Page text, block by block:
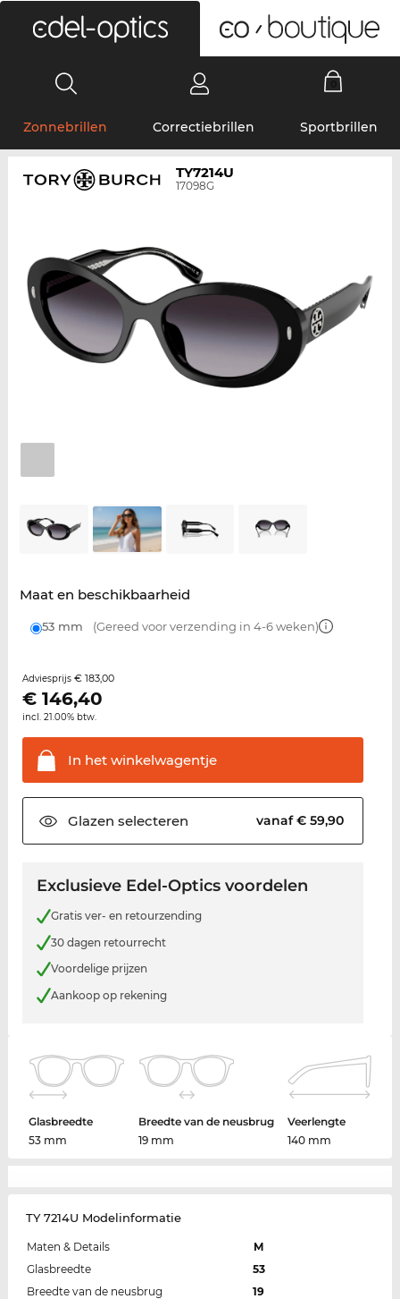
Zonnebrillen Correctiebrillen Sportbrillen
TY7214U
17098G
Maat en beschikbaarheid
53 mm (Gereed voor verzending in 4-6 weken)
Adviesprijs € 183,00
€ 146,40
incl. 21.00% btw.
In hetwinkelwagentje
Glazen selecteren vanaf € 59,90
Exclusieve Edel-Optics voordelen
Gratis ver- en retourzending
30 dagen retourrecht
Voordelige prijzen
Aankoop op rekening
Glasbreedte
53 mm
Breedte van de neusbrug
19 mm
Veerlengte
140 mm
TY 7214U Modelinformatie
Maten & Details
M
Glasbreedte
53
Breedte van de neusbrug
19